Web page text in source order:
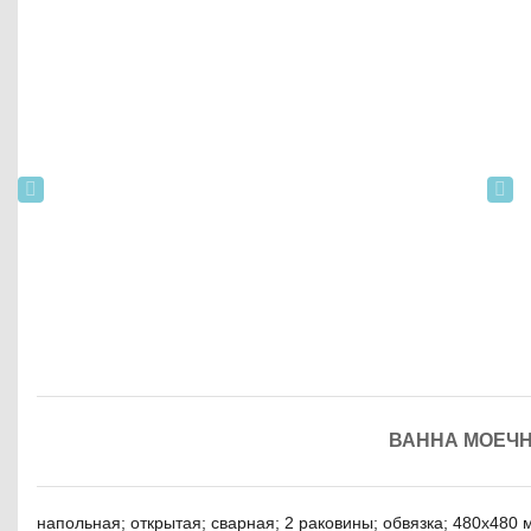
ВАННА
напольная; открытая; сварная; 2 раковины; обвязка;